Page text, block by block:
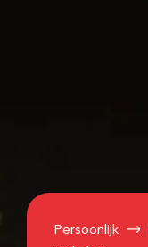
Persoonlijk